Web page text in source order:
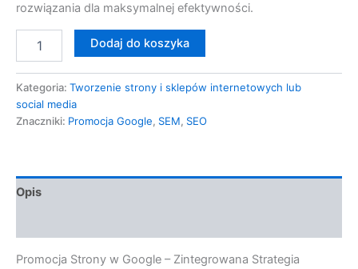
rozwiązania dla maksymalnej efektywności.
Dodaj do koszyka
Kategoria: Tworzenie strony i sklepów internetowych lub
social media
Znaczniki: Promocja Google, SEM, SEO
Opis
Promocja Strony w Google – Zintegrowana Strategia